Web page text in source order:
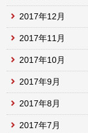
2017年12月
2017年11月
2017年10月
2017年9月
2017年8月
2017年7月